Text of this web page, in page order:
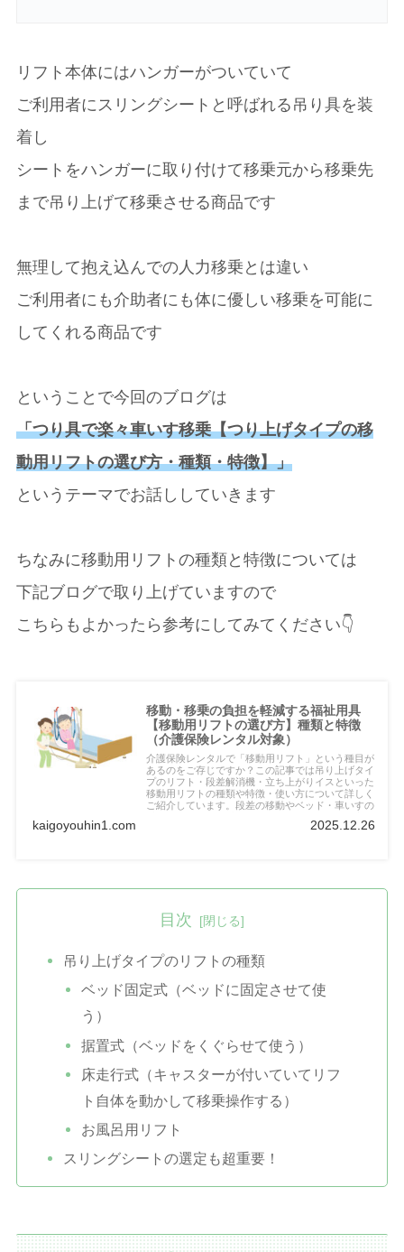
リフト本体にはハンガーがついていて
ご利用者にスリングシートと呼ばれる吊り具を装
着し
シートをハンガーに取り付けて移乗元から移乗先
まで吊り上げて移乗させる商品です
無理して抱え込んでの人力移乗とは違い
ご利用者にも介助者にも体に優しい移乗を可能に
してくれる商品です
ということで今回のブログは
「つり具で楽々車いす移乗【つり上げタイプの移
動用リフトの選び方・種類・特徴】」
というテーマでお話ししていきます
ちなみに移動用リフトの種類と特徴については
下記ブログで取り上げていますので
こちらもよかったら参考にしてみてください👇
移動・移乗の負担を軽減する福祉用具
【移動用リフトの選び方】種類と特徴
（介護保険レンタル対象）
介護保険レンタルで「移動用リフト」という種目が
あるのをご存じですか？この記事では吊り上げタイ
プのリフト・段差解消機・立ち上がりイスといった
移動用リフトの種類や特徴・使い方について詳しく
ご紹介しています。段差の移動やベッド・車いすの
kaigoyouhin1.com 2025.12.26
目次
吊り上げタイプのリフトの種類
ベッド固定式（ベッドに固定させて使
う）
据置式（ベッドをくぐらせて使う）
床走行式（キャスターが付いていてリフ
ト自体を動かして移乗操作する）
お風呂用リフト
スリングシートの選定も超重要！